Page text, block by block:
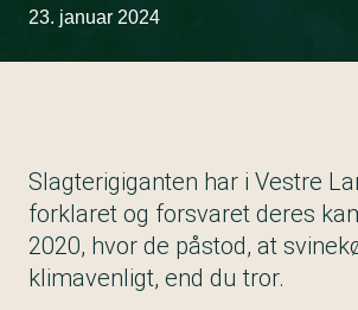
23. januar 2024
Slagterigiganten har i Vestre
forklaret og forsvaret deres
2020, hvor de påstod, at
klimavenligt, end du tror.